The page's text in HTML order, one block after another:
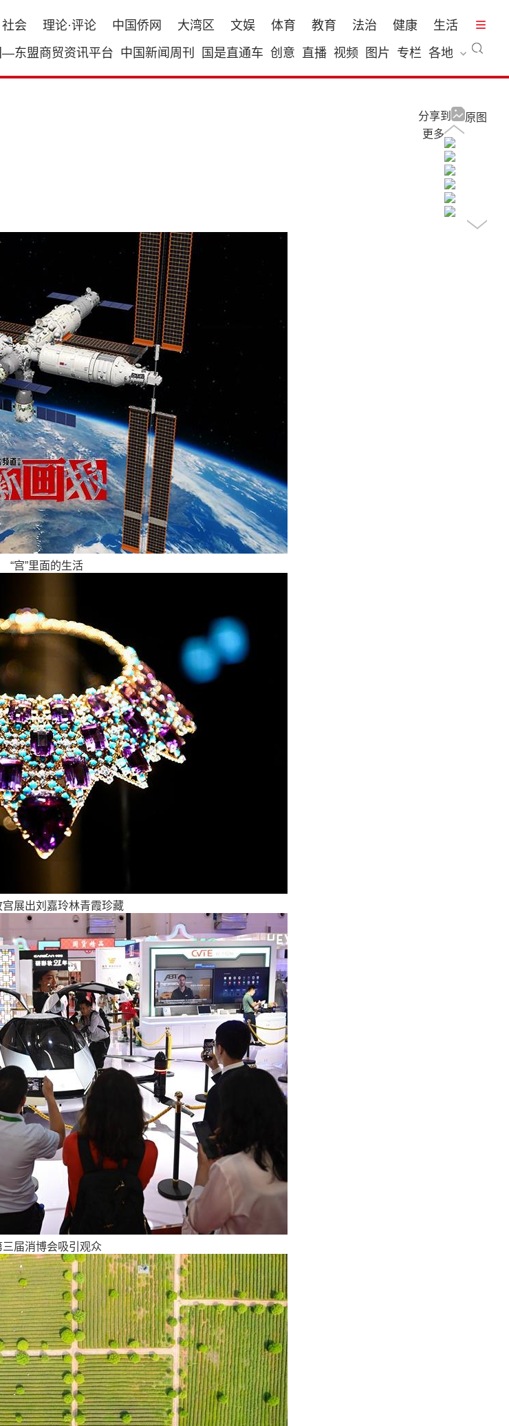
社会 理论·评论 中国侨网 大湾区 文娱 体育 教育 法治 健康
生活
—东盟商贸资讯平台 中国新闻周刊 国是直通车 创意 直播 视频 图片 专栏 各地
原图
分享到
更多
“宫”里面的生活
宫展出刘嘉玲林青霞珍藏
三届消博会吸引观众